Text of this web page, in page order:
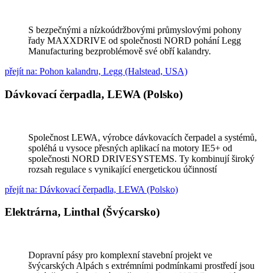
S bezpečnými a nízkoúdržbovými průmyslovými pohony
řady MAXXDRIVE od společnosti NORD pohání Legg
Manufacturing bezproblémově své obří kalandry.
přejít na: Pohon kalandru, Legg (Halstead, USA)
Dávkovací čerpadla, LEWA (Polsko)
Společnost LEWA, výrobce dávkovacích čerpadel a systémů,
spoléhá u vysoce přesných aplikací na motory IE5+ od
společnosti NORD DRIVESYSTEMS. Ty kombinují široký
rozsah regulace s vynikající energetickou účinností
přejít na: Dávkovací čerpadla, LEWA (Polsko)
Elektrárna, Linthal (Švýcarsko)
Dopravní pásy pro komplexní stavební projekt ve
švýcarských Alpách s extrémními podmínkami prostředí jsou